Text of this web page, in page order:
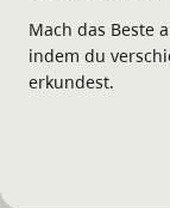
Mach das Beste
indem du
erkundest.